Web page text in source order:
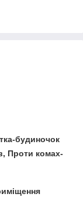
будиночок
Проти комах-